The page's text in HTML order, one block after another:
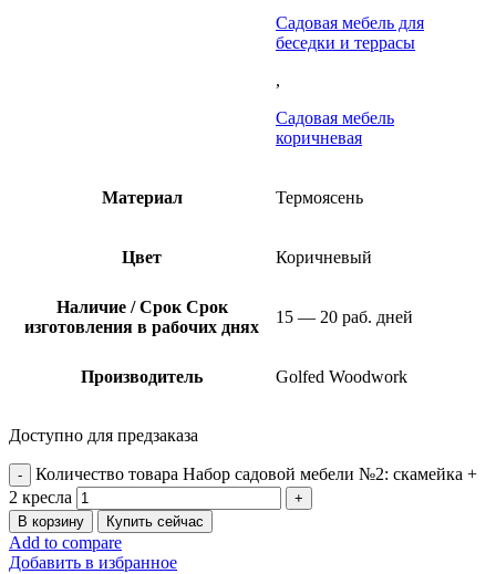
Садовая мебель для
беседки и террасы
,
Садовая мебель
коричневая
Материал Термоясень
Цвет Коричневый
Наличие / Срок Срок
изготовления в рабочих днях
15 — 20 раб. дней
Производитель Golfed Woodwork
Доступно для предзаказа
Количество товара Набор садовой мебели №2: скамейка +
2 кресла
В корзину Купить сейчас
Add to compare
Добавить в избранное